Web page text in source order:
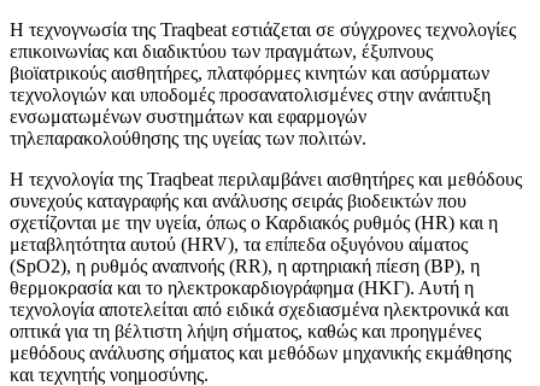
Η τεχνογνωσία της Traqbeat εστιάζεται σε σύγχρονες τεχνολογίες
επικοινωνίας και διαδικτύου των πραγμάτων, έξυπνους
βιοϊατρικούς αισθητήρες, πλατφόρμες κινητών και ασύρματων
τεχνολογιών και υποδομές προσανατολισμένες στην ανάπτυξη
ενσωματωμένων συστημάτων και εφαρμογών
τηλεπαρακολούθησης της υγείας των πολιτών.
Η τεχνολογία της Traqbeat περιλαμβάνει αισθητήρες και μεθόδους
συνεχούς καταγραφής και ανάλυσης σειράς βιοδεικτών που
σχετίζονται με την υγεία, όπως ο Καρδιακός ρυθμός (HR) και η
μεταβλητότητα αυτού (HRV), τα επίπεδα οξυγόνου αίματος
(SpO2), η ρυθμός αναπνοής (RR), η αρτηριακή πίεση (BP), η
θερμοκρασία και το ηλεκτροκαρδιογράφημα (ΗΚΓ). Αυτή η
τεχνολογία αποτελείται από ειδικά σχεδιασμένα ηλεκτρονικά και
οπτικά για τη βέλτιστη λήψη σήματος, καθώς και προηγμένες
μεθόδους ανάλυσης σήματος και μεθόδων μηχανικής εκμάθησης
και τεχνητής νοημοσύνης.